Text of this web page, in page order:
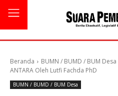
Beranda BUMN / BUMD / BUM Desa
ANTARA Oleh Lutfi Fachda PhD
BUMN / BUMD / BUM Desa